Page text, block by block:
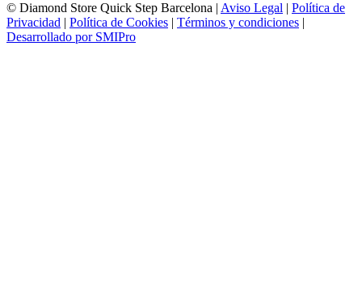
© Diamond Store Quick Step Barcelona | Aviso Legal | Política de
Privacidad | Política de Cookies | Términos y condiciones |
Desarrollado por SMIPro